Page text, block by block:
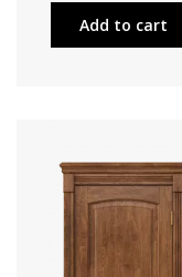
Add to cart